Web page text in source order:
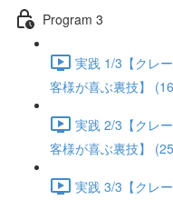
Program 3
実践 1/3【クレ
客様が喜ぶ裏技】
実践 2/3【クレ
客様が喜ぶ裏技】
実践 3/3【クレ